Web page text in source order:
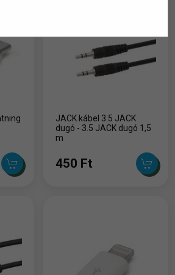
JACK kábel 3.5 JACK
dugó - 3.5 JACK dugó 1,5
m
450 Ft